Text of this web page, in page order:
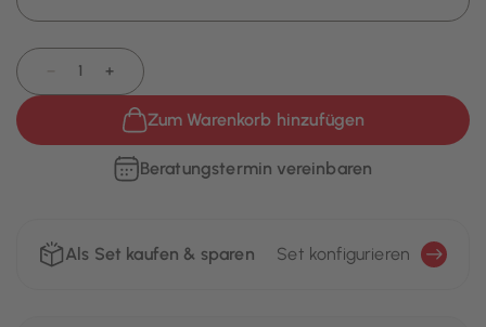
+
Zum Warenkorb hinzufügen
Beratungstermin vereinbaren
Als Set kaufen & sparen Set konfigurieren